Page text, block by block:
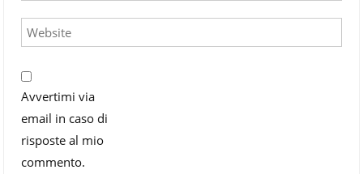
Avvertimi via
email in caso di
risposte al mio
commento.